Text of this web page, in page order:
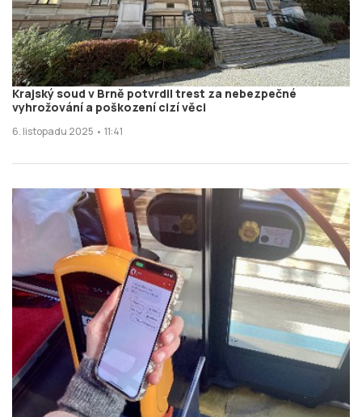
Krajský soud v Brně potvrdil trest za nebezpečné
vyhrožování a poškození cizí věci
6. listopadu 2025 • 11:41